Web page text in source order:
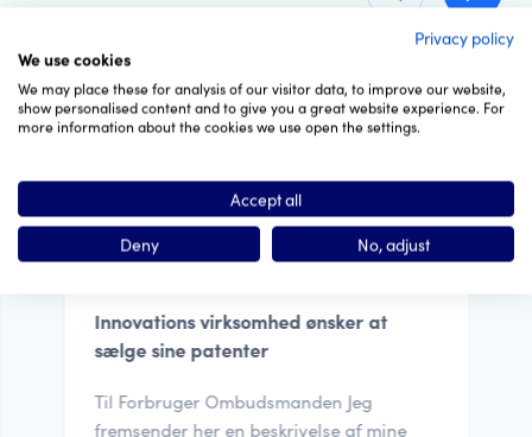
Innovations virksomhed ønsker at
sælge sine patenter
Til Forbruger Ombudsmanden Jeg
fremsender her en beskrivelse af mine
Privacy policy
We use cookies
We may place these for analysis of our visitor data, to improve our website,
show personalised content and to give you a great website experience. For
more information about the cookies we use open the settings.
Accept all
Deny
No, adjust